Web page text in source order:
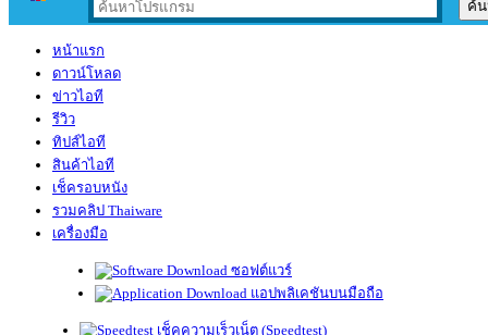
หน้าแรก
ดาวน์โหลด
ข่าวไอที
รีวิว
ทิปส์ไอที
สินค้าไอที
เช็ครอบหนัง
รวมคลิป Thaiware
เครื่องมือ
ซอฟต์แวร์
แอปพลิเคชันบนมือถือ
เช็คความเร็วเน็ต (Speedtest)